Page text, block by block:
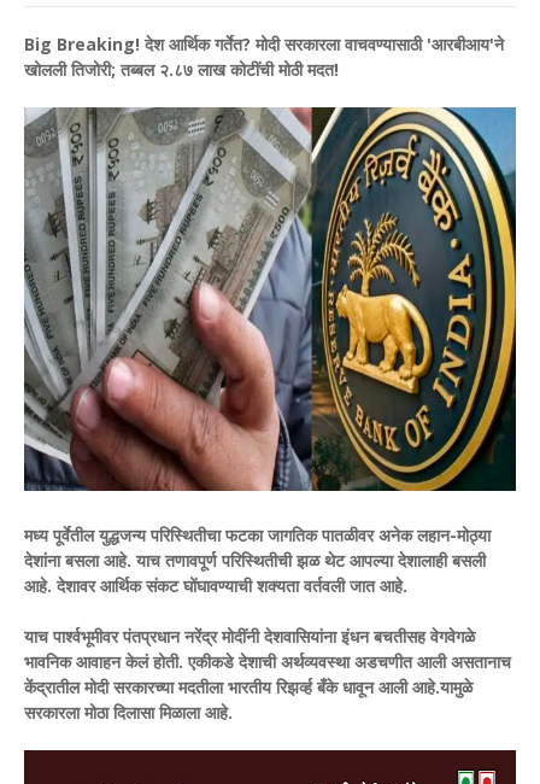
Big Breaking! देश आर्थिक गर्तेत? मोदी सरकारला वाचवण्यासाठी 'आरबीआय'ने
खोलली तिजोरी; तब्बल २.८७ लाख कोटींची मोठी मदत!
मध्य पूर्वेतील युद्धजन्य परिस्थितीचा फटका जागतिक पातळीवर अनेक लहान-मोठ्या
देशांना बसला आहे. याच तणावपूर्ण परिस्थितीची झळ थेट आपल्या देशालाही बसली
आहे. देशावर आर्थिक संकट घोंघावण्याची शक्यता वर्तवली जात आहे.
याच पार्श्वभूमीवर पंतप्रधान नरेंद्र मोदींनी देशवासियांना इंधन बचतीसह वेगवेगळे
भावनिक आवाहन केलं होती. एकीकडे देशाची अर्थव्यवस्था अडचणीत आली असतानाच
केंद्रातील मोदी सरकारच्या मदतीला भारतीय रिझर्व्ह बँके धावून आली आहे.यामुळे
सरकारला मोठा दिलासा मिळाला आहे.